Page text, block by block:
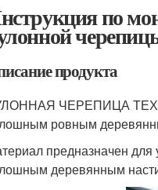
по
продукта
ЧЕРЕПИЦА
ровным
предназначен для
деревянным